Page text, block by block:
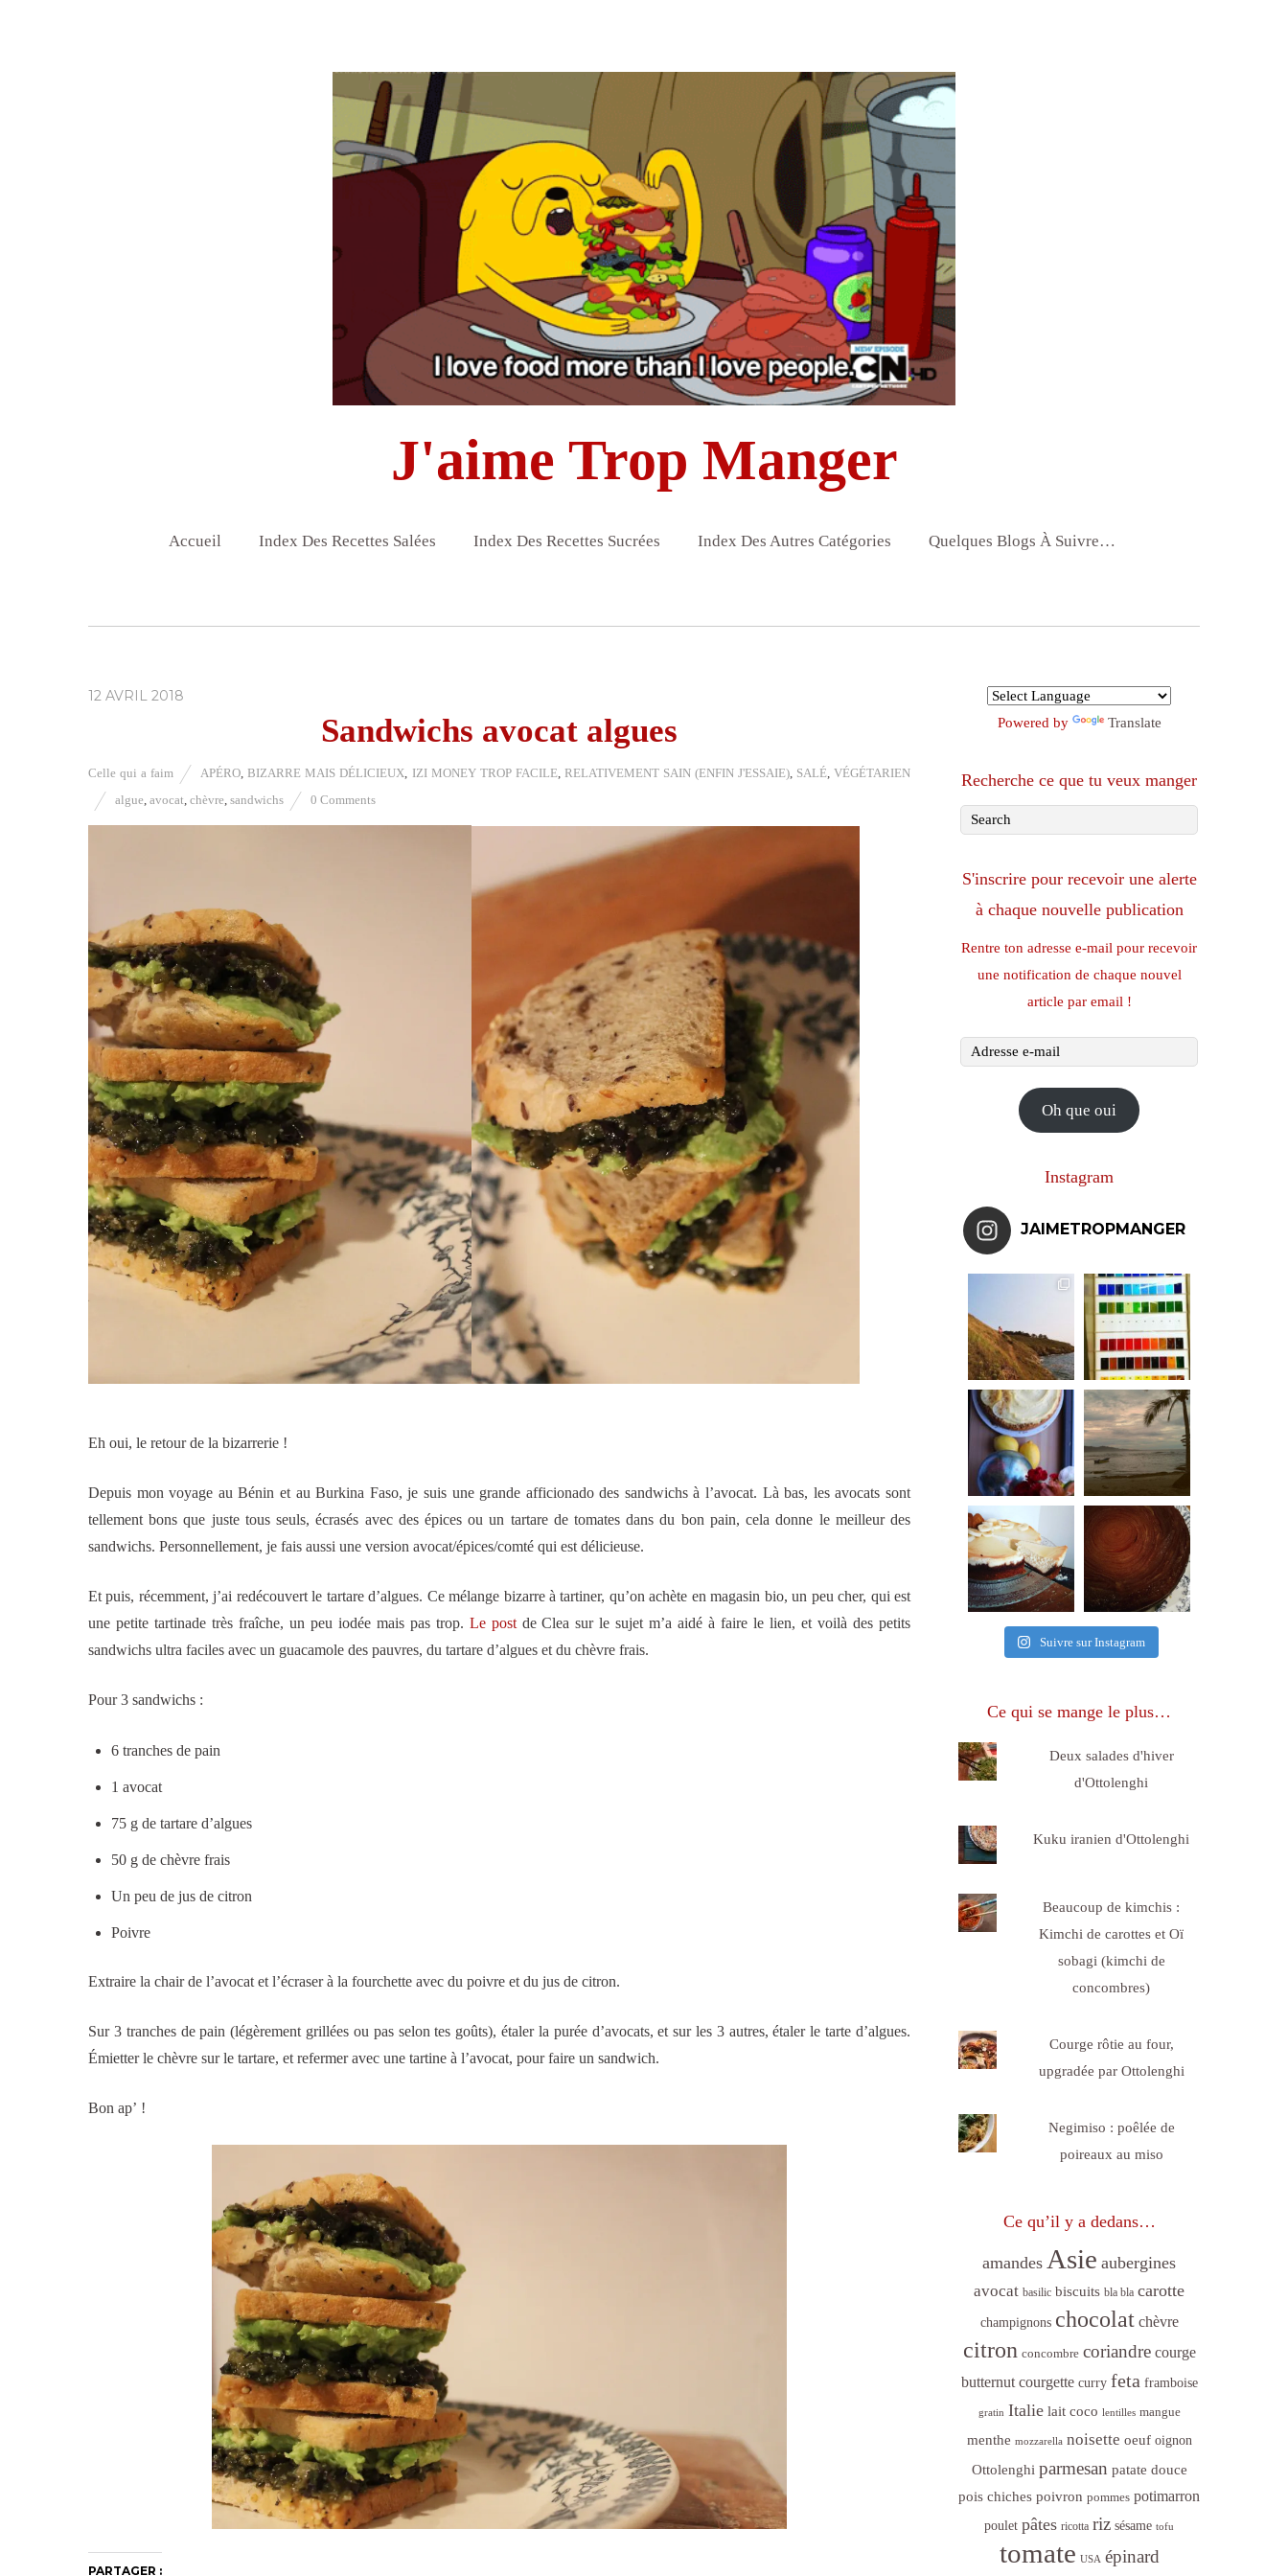
J'aime Trop Manger
Accueil Index Des Recettes Salées Index Des Recettes Sucrées Index Des Autres Catégories Quelques Blogs À Suivre…
12 AVRIL 2018
Sandwichs avocat algues
Celle qui a faim APÉRO,BIZARRE MAIS DÉLICIEUX, IZI MONEY TROP FACILE, RELATIVEMENT SAIN (ENFIN J'ESSAIE), SALÉ,VÉGÉTARIEN
algue, avocat, chèvre, sandwichs 0 Comments
Eh oui, le retour de la bizarrerie !
Depuis mon voyage au Bénin et au Burkina Faso, je suis une grande afficionado des sandwichs à l’avocat. Là bas, les avocats sont
tellement bons que juste tous seuls, écrasés avec des épices ou un tartare de tomates dans du bon pain, cela donne le meilleur des
sandwichs. Personnellement, je fais aussi une version avocat/épices/comté qui est délicieuse.
Et puis, récemment, j’ai redécouvert le tartare d’algues. Ce mélange bizarre à tartiner, qu’on achète en magasin bio, un peu cher, qui est
une petite tartinade très fraîche, un peu iodée mais pas trop. Le postde Clea sur le sujet m’a aidé à faire le lien, et voilà des petits
sandwichs ultra faciles avec un guacamole des pauvres, du tartare d’algues et du chèvre frais.
Pour 3 sandwichs :
6 tranches de pain
1 avocat
75 g de tartare d’algues
50 g de chèvre frais
Un peu de jus de citron
Poivre
Extraire la chair de l’avocat et l’écraser à la fourchette avec du poivre et du jus de citron.
Sur 3 tranches de pain (légèrement grillées ou pas selon tes goûts), étaler la purée d’avocats, et sur les 3 autres, étaler le tarte d’algues.
Émietter le chèvre sur le tartare, et refermer avec une tartine à l’avocat, pour faire un sandwich.
Bon ap’ !
PARTAGER :
Powered by Translate
Recherche ce que tu veux manger
S'inscrire pour recevoir une alerte
à chaque nouvelle publication
Rentre ton adresse e-mail pour recevoir
une notification de chaque nouvel
article par email !
Adresse
Oh que oui
Instagram
JAIMETROPMANGER
Suivre sur Instagram
Ce qui se mange le plus…
Deux salades d'hiver
d'Ottolenghi
Kuku iranien d'Ottolenghi
Beaucoup de kimchis :
Kimchi de carottes et Oï
sobagi (kimchi de
concombres)
Courge rôtie au four,
upgradée par Ottolenghi
Negimiso : poêlée de
poireaux au miso
Ce qu’il y a dedans…
amandes Asie aubergines
avocat basilic biscuits bla bla carotte
champignons chocolat chèvre
citron concombre coriandre courge
butternut courgette curry feta framboise
gratin Italie lait coco lentilles mangue
menthe mozzarella noisette oeuf oignon
Ottolenghi parmesan patate douce
pois chiches poivron pommes potimarron
poulet pâtes ricotta riz sésame tofu
tomate USA épinard